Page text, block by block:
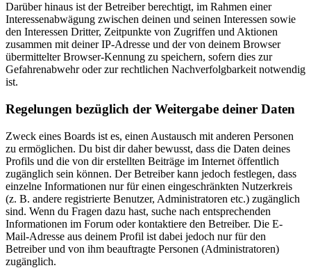
Darüber hinaus ist der Betreiber berechtigt, im Rahmen einer
Interessenabwägung zwischen deinen und seinen Interessen sowie
den Interessen Dritter, Zeitpunkte von Zugriffen und Aktionen
zusammen mit deiner IP-Adresse und der von deinem Browser
übermittelter Browser-Kennung zu speichern, sofern dies zur
Gefahrenabwehr oder zur rechtlichen Nachverfolgbarkeit notwendig
ist.
Regelungen bezüglich der Weitergabe deiner Daten
Zweck eines Boards ist es, einen Austausch mit anderen Personen
zu ermöglichen. Du bist dir daher bewusst, dass die Daten deines
Profils und die von dir erstellten Beiträge im Internet öffentlich
zugänglich sein können. Der Betreiber kann jedoch festlegen, dass
einzelne Informationen nur für einen eingeschränkten Nutzerkreis
(z. B. andere registrierte Benutzer, Administratoren etc.) zugänglich
sind. Wenn du Fragen dazu hast, suche nach entsprechenden
Informationen im Forum oder kontaktiere den Betreiber. Die E-
Mail-Adresse aus deinem Profil ist dabei jedoch nur für den
Betreiber und von ihm beauftragte Personen (Administratoren)
zugänglich.